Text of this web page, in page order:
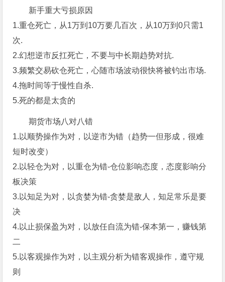
新手重大亏损原因
1.重仓死亡，从1万到10万要几百次，从10万到0只需1
次.
2.幻想逆市反扛死亡，不要与中长期趋势对抗.
3.频繁交易砍仓死亡，心随市场波动很快将被钓出市场.
4.拖时间等于慢性自杀.
5.死的都是太贪的
期货市场八对八错
1.以顺势操作为对，以逆市为错（趋势一但形成，很难
短时改变）
2.以轻仓为对，以重仓为错-仓位影响态度，态度影响分
板决策
3.以知足为对，以贪婪为错-贪婪是敌人，知足常乐是要
决
4.以止损保盈为对，以放任自流为错-保本第一，赚钱第
二
5.以客观操作为对，以主观分析为错客观操作，遵守规
则